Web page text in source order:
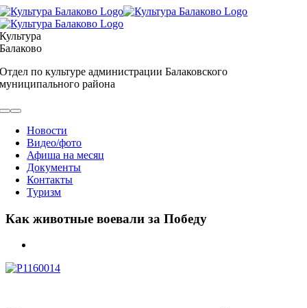
Skip
to
content
Культура
Балаково
Отдел по культуре администрации Балаковского
муниципального района
Toggle
NavigationНовости
Видео/фото
Афиша на месяц
Документы
Контакты
Туризм
Как животные воевали за Победу
Image